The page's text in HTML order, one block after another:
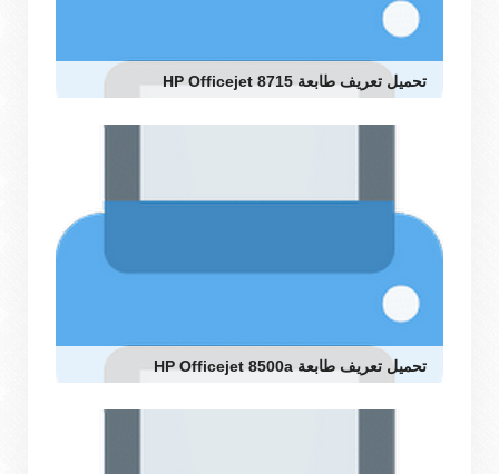
تحميل تعريف طابعة HP Officejet 8715
تحميل تعريف طابعة HP Officejet 8500a